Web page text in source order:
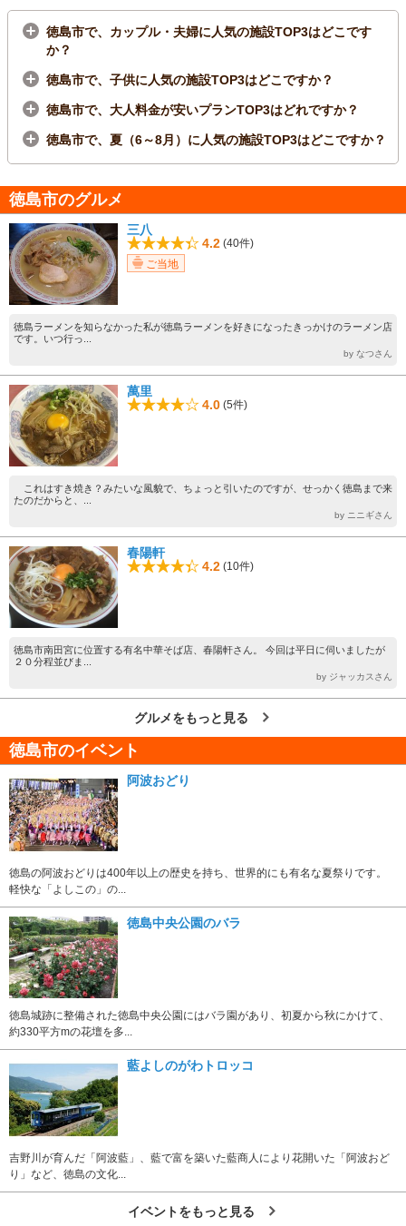
徳島市で、カップル・夫婦に人気の施設TOP3はどこです
か？
徳島市で、子供に人気の施設TOP3はどこですか？
徳島市で、大人料金が安いプランTOP3はどれですか？
徳島市で、夏（6～8月）に人気の施設TOP3はどこですか？
徳島市のグルメ
三八
4.2 (40件)
ご当地
徳島ラーメンを知らなかった私が徳島ラーメンを好きになったきっかけのラーメン店
です。いつ行っ...
by なつさん
萬里
4.0 (5件)
これはすき焼き？みたいな風貌で、ちょっと引いたのですが、せっかく徳島まで来
たのだからと、...
by ニニギさん
春陽軒
4.2 (10件)
徳島市南田宮に位置する有名中華そば店、春陽軒さん。 今回は平日に伺いましたが
２０分程並びま...
by ジャッカスさん
グルメをもっと見る
徳島市のイベント
阿波おどり
徳島の阿波おどりは400年以上の歴史を持ち、世界的にも有名な夏祭りです。
軽快な「よしこの」の...
徳島中央公園のバラ
徳島城跡に整備された徳島中央公園にはバラ園があり、初夏から秋にかけて、
約330平方mの花壇を多...
藍よしのがわトロッコ
吉野川が育んだ「阿波藍」、藍で富を築いた藍商人により花開いた「阿波おど
り」など、徳島の文化...
イベントをもっと見る